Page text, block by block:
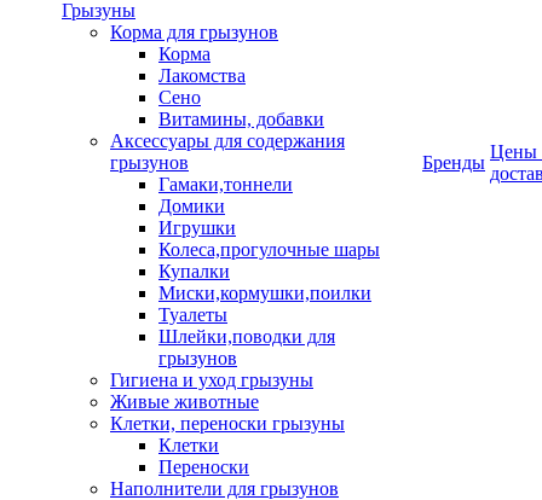
Грызуны
Корма для грызунов
Корма
Лакомства
Сено
Витамины, добавки
Аксессуары для содержания
грызунов
Гамаки,тоннели
Домики
Игрушки
Колеса,прогулочные шары
Купалки
Миски,кормушки,поилки
Туалеты
Шлейки,поводки для
грызунов
Гигиена и уход грызуны
Живые животные
Клетки, переноски грызуны
Клетки
Переноски
Наполнители для грызунов
Бренды
Цены